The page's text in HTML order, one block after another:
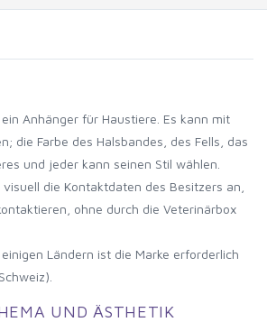
Anhänger für Haustiere. Es kann mit
die Farbe des Halsbandes, des Fells, das
und jeder kann seinen Stil wählen.
visuell die Kontaktdaten des Besitzers an,
ohne durch die Veterinärbox
einigen Ländern ist die Marke erforderlich
UND ÄSTHETIK